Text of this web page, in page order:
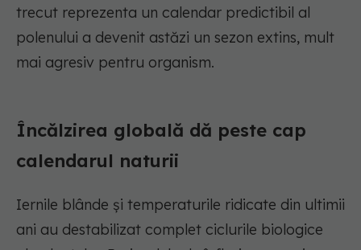
trecut reprezenta un calendar predictibil al
polenului a devenit astăzi un sezon extins, mult
mai agresiv pentru organism.
Încălzirea globală dă peste cap
calendarul naturii
Iernile blânde și temperaturile ridicate din ultimii
ani au destabilizat complet ciclurile biologice